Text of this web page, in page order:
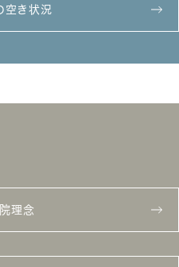
空き状況
理念